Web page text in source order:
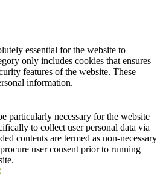
essential for the website to
only includes cookies that ensures
features of the website. These
information.
particularly necessary for the website
to collect user personal data via
contents are termed as non-necessary
user consent prior to running